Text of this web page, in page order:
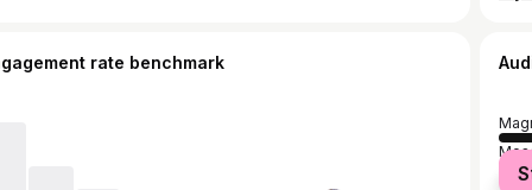
rate benchmark